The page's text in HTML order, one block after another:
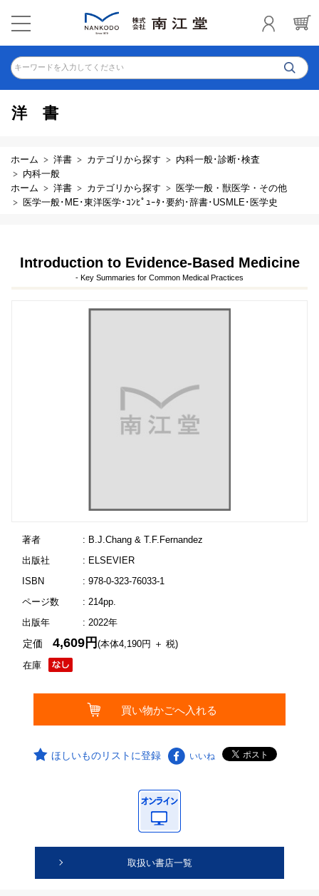
キーワードを入力してください
洋書
ホーム 洋書 カテゴリから探す
内科一般･診断･検査
内科一般
ホーム
洋書 カテゴリから探す
医学一般・獣医学・その他
医学一般･ME･東洋医学･ｺﾝﾋﾟｭｰﾀ･要約･辞書･USMLE･医学史
Introduction to Evidence-Based Medicine
- Key Summaries for Common Medical Practices
著者
: B.J.Chang & T.F.Fernandez
出版社
: ELSEVIER
ISBN
: 978-0-323-76033-1
ページ数
: 214pp.
出版年
: 2022年
在庫
定価4,609円(本体4,190円 ＋ 税)
ほしいものリストに登録 いいね
取扱い書店一覧